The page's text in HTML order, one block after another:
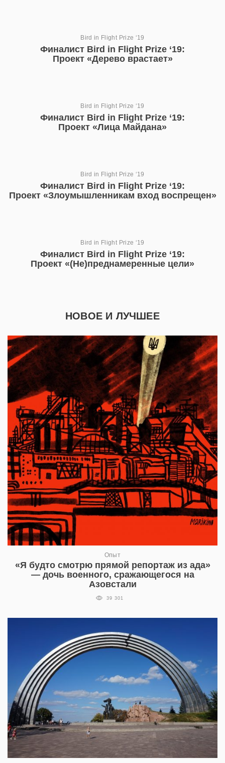
Bird in Flight Prize ‘19
Финалист Bird in Flight Prize ‘19:
Проект «Дерево врастает»
Bird in Flight Prize ‘19
Финалист Bird in Flight Prize ‘19:
Проект «Лица Майдана»
Bird in Flight Prize ‘19
Финалист Bird in Flight Prize ‘19:
Проект «Злоумышленникам вход воспрещен»
Bird in Flight Prize ‘19
Финалист Bird in Flight Prize ‘19:
Проект «(Не)преднамеренные цели»
НОВОЕ И ЛУЧШЕЕ
Опыт
«Я будто смотрю прямой репортаж из ада»
— дочь военного, сражающегося на
Азовстали
39 301